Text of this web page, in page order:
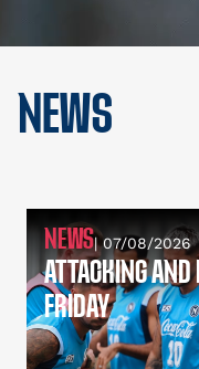
NEWS
NEWS| 07/08/2026
ATTACKING AND
FRIDAY